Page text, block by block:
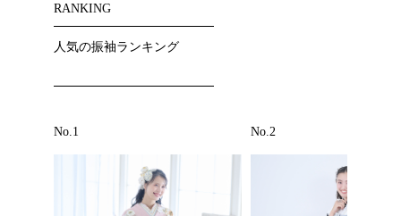
RANKING
人気の振袖ランキング
No.1 No.2